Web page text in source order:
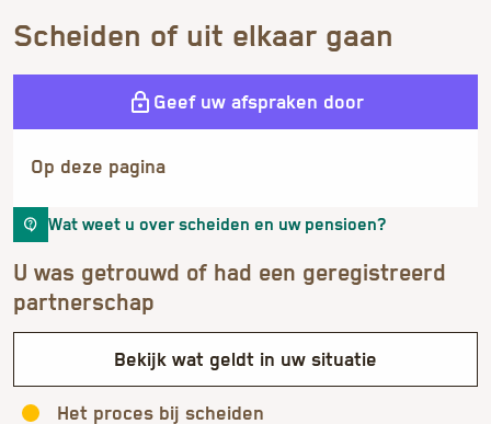
Scheiden of uit elkaar gaan
Geef uw afspraken door
Wat weet u over scheiden en uw pensioen?
U was getrouwd of had een geregistreerd
partnerschap
Bekijk wat geldt in uw situatie